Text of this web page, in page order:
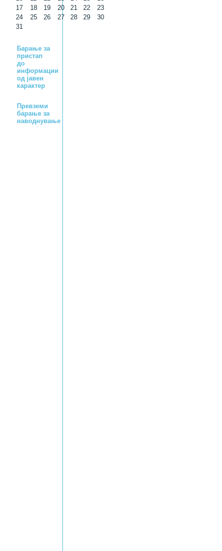
17
18 19 20 21 22
23
24
25 26 27 28 29
30
31
Барање за
пристап
до
информации
од јавен
карактер
Превземи
барање за
наводнување